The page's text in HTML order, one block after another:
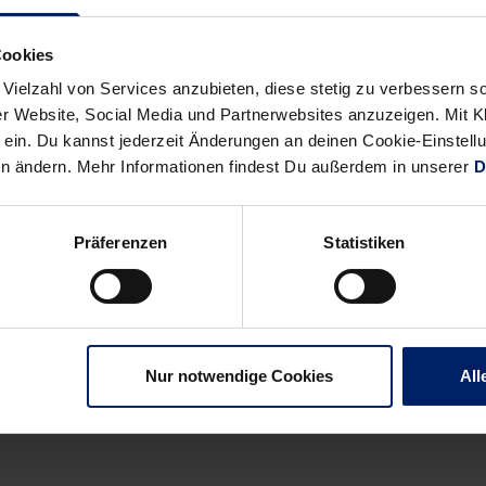
von Services anzubieten, diese stetig zu verbessern
Website, Social Media und Partnerwebsites anzuzeigen. Mit
Du kannst jederzeit Änderungen an deinen Cookie-
ändern. Mehr Informationen findest Du außerdem in unserer
Präferenzen Statistiken
Nur notwendige Cookies
Tage später mit dem ersten Gastspiel der Liga-Saison bei
Teams sogar zuhause stolpern kann, wissen die
Spielen der aktuellen Saison.
Magdeburg am Donnerstag eine 27:31-Niederlage.
knapp 25:26. Und Aufsteiger Coburg agierte in Lemgo 40
„Wir wissen, was auf uns zukommt. Wir werden gut
In einer Saison wie der jetzigen mit ihren
rechnen.“
previous
News:
Reizvolle
Lose
Alle News anzeigen
newst
Nach
sieben